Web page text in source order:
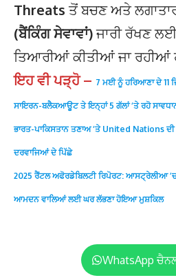
Threats ਤੋਂ ਬਚਣ ਅਤੇ
(ਬੈਂਕਿੰਗ ਸੇਵਾਵਾਂ)ਜਾਰੀ ਰੱਖਣ
ਤਿਆਰੀਆਂ ਕੀਤੀਆਂ ਜਾ ਰਹੀਆਂ
ਇਹ ਵੀ ਪੜ੍ਹੋ – 7 ਮਈ ਨੂੰ ਹਰਿਆਣਾ ਦੇ 11
ਸਾਇਰਨ-ਬਲੈਕਆਊਟ ਤੇ ਇਨ੍ਹਾਂ 5 ਗੱਲਾਂ ‘ਤੇ ਰਹੋ
ਭਾਰਤ-ਪਾਕਿਸਤਾਨ ਤਣਾਅ ‘ਤੇ United Nations
ਦਰਵਾਜਿਆਂ ਦੇ ਪਿੱਛੇ
2025 ਰੈਂਟਲ ਅਫੋਰਡੇਬਿਲਟੀ ਰਿਪੋਰਟ: ਆਸਟ੍ਰੇਲੀਆ
ਆਮਦਨ ਵਾਲਿਆਂ ਲਈ ਘਰ ਲੱਭਣਾ ਹੋਇਆ ਮੁਸ਼ਕਿਲ
WhatsApp